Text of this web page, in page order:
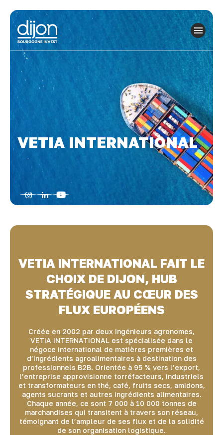
VETIA INTERNATIONAL
VETIA INTERNATIONAL FAIT LE
CHOIX DE DIJON, HUB
STRATÉGIQUE AU CŒUR DES
FLUX EUROPÉENS
Créée en 2002 par deux ingénieurs agronomes,
VETIA INTERNATIONAL est spécialisée dans le
négoce international de matières premières et
d’ingrédients agroalimentaires à destination des
professionnels B2B. Orientée à 95 % vers l’export,
l’entreprise approvisionne torréfacteurs, industriels
et transformateurs en thé, café, fruits secs, amidons,
agents sucrants et autres ingrédients alimentaires.
Chaque année, ce sont 7 000 à 10 000 tonnes de
marchandises qui transitent à travers son réseau,
témoignant de l’ampleur de ses flux et de la solidité
de son organisation logistique.